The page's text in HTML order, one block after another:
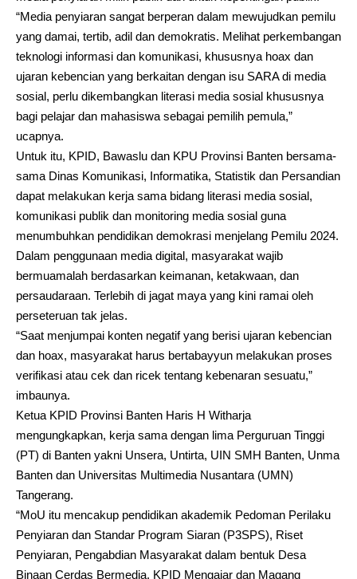
“Media penyiaran sangat berperan dalam mewujudkan pemilu
yang damai, tertib, adil dan demokratis. Melihat perkembangan
teknologi informasi dan komunikasi, khususnya hoax dan
ujaran kebencian yang berkaitan dengan isu SARA di media
sosial, perlu dikembangkan literasi media sosial khususnya
bagi pelajar dan mahasiswa sebagai pemilih pemula,”
ucapnya.
Untuk itu, KPID, Bawaslu dan KPU Provinsi Banten bersama-
sama Dinas Komunikasi, Informatika, Statistik dan Persandian
dapat melakukan kerja sama bidang literasi media sosial,
komunikasi publik dan monitoring media sosial guna
menumbuhkan pendidikan demokrasi menjelang Pemilu 2024.
Dalam penggunaan media digital, masyarakat wajib
bermuamalah berdasarkan keimanan, ketakwaan, dan
persaudaraan. Terlebih di jagat maya yang kini ramai oleh
perseteruan tak jelas.
“Saat menjumpai konten negatif yang berisi ujaran kebencian
dan hoax, masyarakat harus bertabayyun melakukan proses
verifikasi atau cek dan ricek tentang kebenaran sesuatu,”
imbaunya.
Ketua KPID Provinsi Banten Haris H Witharja
mengungkapkan, kerja sama dengan lima Perguruan Tinggi
(PT) di Banten yakni Unsera, Untirta, UIN SMH Banten, Unma
Banten dan Universitas Multimedia Nusantara (UMN)
Tangerang.
“MoU itu mencakup pendidikan akademik Pedoman Perilaku
Penyiaran dan Standar Program Siaran (P3SPS), Riset
Penyiaran, Pengabdian Masyarakat dalam bentuk Desa
Binaan Cerdas Bermedia, KPID Mengajar dan Magang